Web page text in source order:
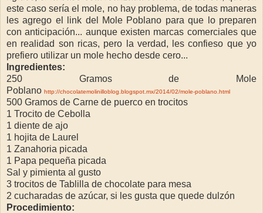
este caso sería el mole, no hay problema, de todas maneras
les agrego el link del Mole Poblano para que lo preparen
con anticipación... aunque existen marcas comerciales que
en realidad son ricas, pero la verdad, les confieso que yo
prefiero utilizar un mole hecho desde cero...
Ingredientes:
250 Gramos de Mole
Poblano http://chocolatemolinilloblog.blogspot.mx/2014/02/mole-poblano.html
500 Gramos de Carne de puerco en trocitos
1 Trocito de Cebolla
1 diente de ajo
1 hojita de Laurel
1 Zanahoria picada
1 Papa pequeña picada
Sal y pimienta al gusto
3 trocitos de Tablilla de chocolate para mesa
2 cucharadas de azúcar, si les gusta que quede dulzón
Procedimiento: